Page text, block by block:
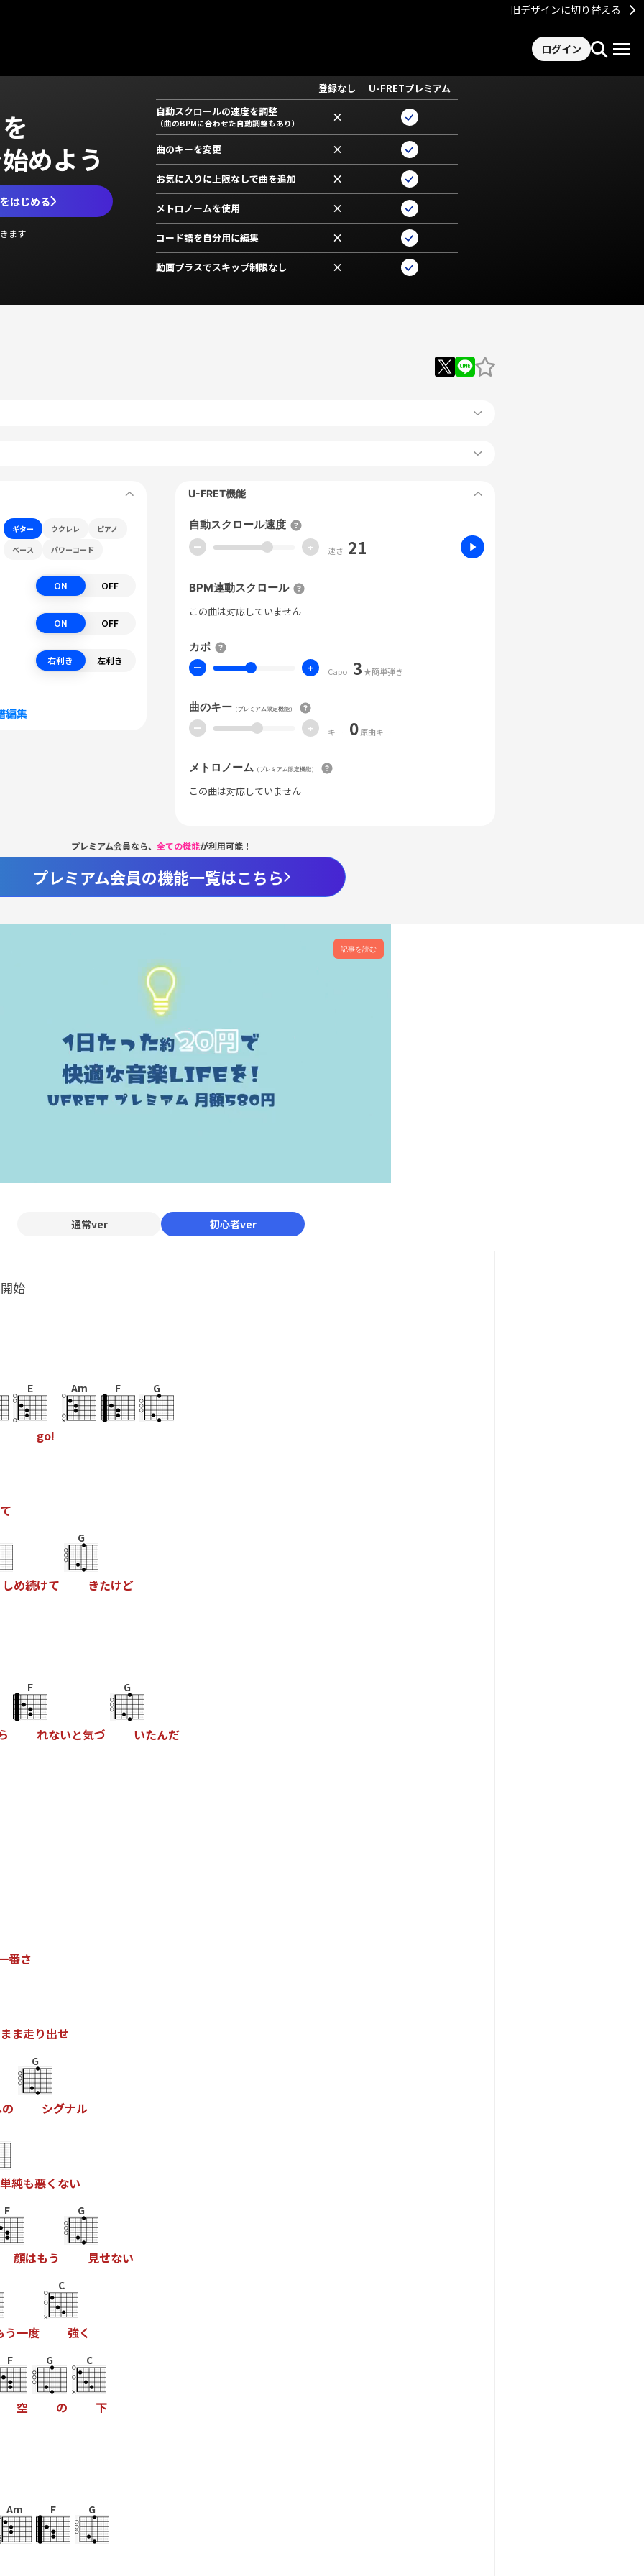
旧デザインに切り替える
ログイン
めよう
はじめる
ます
登録なし
U-FRETプレミアム
自動スクロールの速度を調整
（曲のBPMに合わせた自動調整もあり） ×
曲のキーを変更 ×
お気に入りに上限なしで曲を追加 ×
メトロノームを使用 ×
コード譜を自分用に編集 ×
動画プラスでスキップ制限なし ×
ギター ウクレレ
ピアノ
ベース
パワーコード
ON OFF
ON OFF
右利き 左利き
編集
U-FRET機能
自動スクロール速度
ー + 速さ 21
BPM連動スクロール
この曲は対応していません
カポ
ー + Capo 3 ★簡単弾き
曲のキー （プレミアム限定機能）
ー + キー 0原曲キー
メトロノーム （プレミアム限定機能）
この曲は対応していません
プレミアム会員なら、 全ての機能が利用可能！
プレミアム会員の機能一覧はこちら
記事を読む
通常ver 初心者ver
始
E
go!
Am F G
て
しめ続けて
G
きたけど
F
れないと気づ
G
いたんだ
番さ
まま走り出せ
の
G
シグナル
単純も悪く ない
F
顔はもう
G
見せない
う一度
C
強く
F
空
G
の
C
下
Am F G